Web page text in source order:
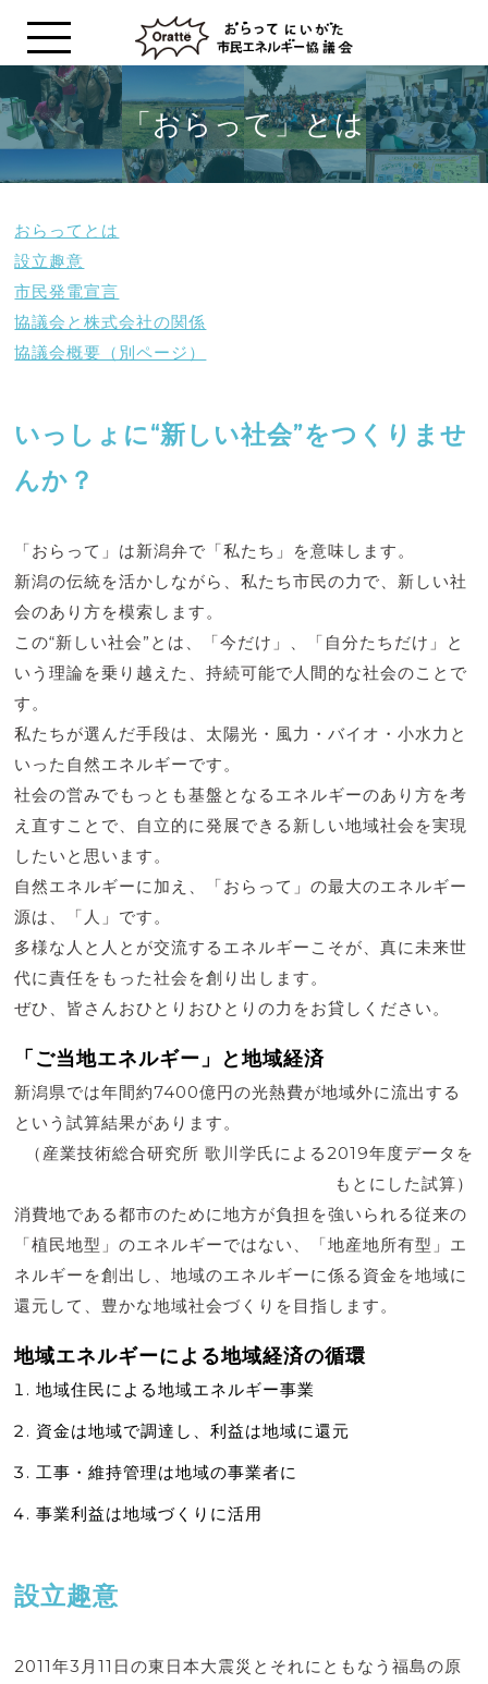
「おらって」とは
おらってとは
設立趣意
市民発電宣言
協議会と株式会社の関係
協議会概要（別ページ）
いっしょに“新しい社会”をつくりませ
んか？
「おらって」は新潟弁で「私たち」を意味します。
新潟の伝統を活かしながら、私たち市民の力で、新しい社
会のあり方を模索します。
この“新しい社会”とは、「今だけ」、「自分たちだけ」と
いう理論を乗り越えた、持続可能で人間的な社会のことで
す。
私たちが選んだ手段は、太陽光・風力・バイオ・小水力と
いった自然エネルギーです。
社会の営みでもっとも基盤となるエネルギーのあり方を考
え直すことで、自立的に発展できる新しい地域社会を実現
したいと思います。
自然エネルギーに加え、「おらって」の最大のエネルギー
源は、「人」です。
多様な人と人とが交流するエネルギーこそが、真に未来世
代に責任をもった社会を創り出します。
ぜひ、皆さんおひとりおひとりの力をお貸しください。
「ご当地エネルギー」と地域経済
新潟県では年間約7400億円の光熱費が地域外に流出する
という試算結果があります。
（産業技術総合研究所 歌川学氏による2019年度データを
もとにした試算）
消費地である都市のために地方が負担を強いられる従来の
「植民地型」のエネルギーではない、「地産地所有型」エ
ネルギーを創出し、地域のエネルギーに係る資金を地域に
還元して、豊かな地域社会づくりを目指します。
地域エネルギーによる地域経済の循環
地域住民による地域エネルギー事業
資金は地域で調達し、利益は地域に還元
工事・維持管理は地域の事業者に
事業利益は地域づくりに活用
設立趣意
2011年3月11日の東日本大震災とそれにともなう福島の原